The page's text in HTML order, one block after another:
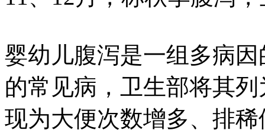
婴幼儿腹泻是一组多病
的常见病，卫生部将其
现为大便次数增多、排